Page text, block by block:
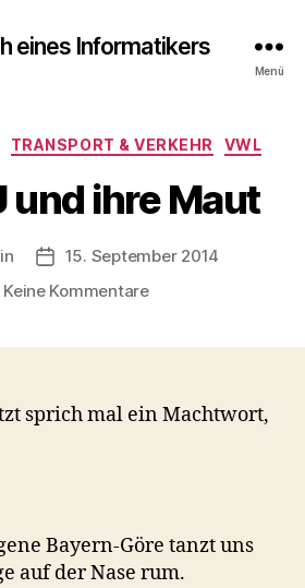
eines Informatikers
Menü
Kategorien
TRANSPORT & VERKEHR VWL
und ihre Maut
Beitragsdatum
15. September 2014
Keine Kommentarezu
Maut
sprich mal ein Machtwort,
Bayern-Göre tanzt uns
auf der Nase rum.